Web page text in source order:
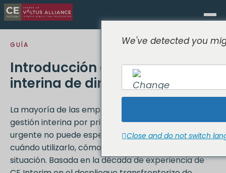
GUÍA
Introducción a la gestión
interina de directivos
La mayoría de las empresas se encuentran con la
gestión interina por primera vez cuando algo
urgente no puede esperar. Esta guía explica qué es,
cuándo utilizarlo, cómo funciona y si se aplica a su
situación. Basada en la década de experiencia de
We've detected you
EN
Close and do not switch